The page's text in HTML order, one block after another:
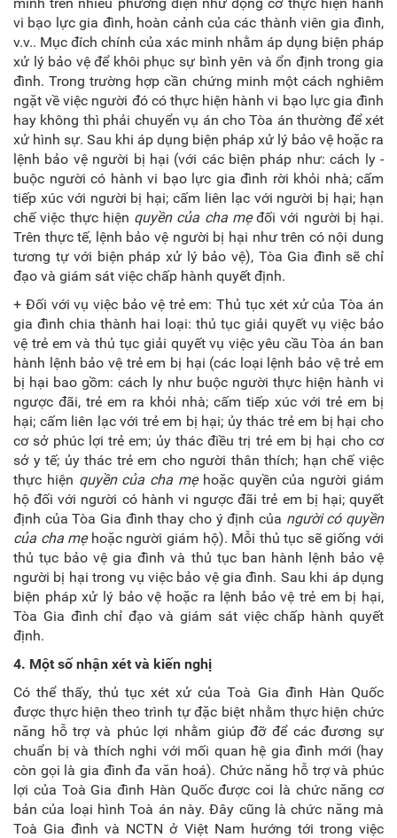
vi bạo lực gia đình, hoàn cảnh của các thành viên gia đình,
v.v.. Mục đích chính của xác minh nhằm áp dụng biện pháp
xử lý bảo vệ để khôi phục sự bình yên và ổn định trong gia
đình. Trong trường hợp cần chứng minh một cách nghiêm
ngặt về việc người đó có thực hiện hành vi bạo lực gia đình
hay không thì phải chuyển vụ án cho Tòa án thường để xét
xử hình sự. Sau khi áp dụng biện pháp xử lý bảo vệ hoặc ra
lệnh bảo vệ người bị hại (với các biện pháp như: cách ly -
buộc người có hành vi bạo lực gia đình rời khỏi nhà; cấm
tiếp xúc với người bị hại; cấm liên lạc với người bị hại; hạn
chế việc thực hiện quyền của cha mẹđối với người bị hại.
Trên thực tế, lệnh bảo vệ người bị hại như trên có nội dung
tương tự với biện pháp xử lý bảo vệ), Tòa Gia đình sẽ chỉ
đạo và giám sát việc chấp hành quyết định.
+ Đối với vụ việc bảo vệ trẻ em: Thủ tục xét xử của Tòa án
gia đình chia thành hai loại: thủ tục giải quyết vụ việc bảo
vệ trẻ em và thủ tục giải quyết vụ việc yêu cầu Tòa án ban
hành lệnh bảo vệ trẻ em bị hại (các loại lệnh bảo vệ trẻ em
bị hại bao gồm: cách ly như buộc người thực hiện hành vi
ngược đãi, trẻ em ra khỏi nhà; cấm tiếp xúc với trẻ em bị
hại; cấm liên lạc với trẻ em bị hại; ủy thác trẻ em bị hại cho
cơ sở phúc lợi trẻ em; ủy thác điều trị trẻ em bị hại cho cơ
sở y tế; ủy thác trẻ em cho người thân thích; hạn chế việc
thực hiện quyền của cha mẹhoặc quyền của người giám
hộ đối với người có hành vi ngược đãi trẻ em bị hại; quyết
định của Tòa Gia đình thay cho ý định của người có quyền
của cha mẹhoặc người giám hộ). Mỗi thủ tục sẽ giống với
thủ tục bảo vệ gia đình và thủ tục ban hành lệnh bảo vệ
người bị hại trong vụ việc bảo vệ gia đình. Sau khi áp dụng
biện pháp xử lý bảo vệ hoặc ra lệnh bảo vệ trẻ em bị hại,
Tòa Gia đình chỉ đạo và giám sát việc chấp hành quyết
định.
4. Một số nhận xét và kiến nghị
Có thể thấy, thủ tục xét xử của Toà Gia đình Hàn Quốc
được thực hiện theo trình tự đặc biệt nhằm thực hiện chức
năng hỗ trợ và phúc lợi nhằm giúp đỡ để các đương sự
chuẩn bị và thích nghi với mối quan hệ gia đình mới (hay
còn gọi là gia đình đa văn hoá). Chức năng hỗ trợ và phúc
lợi của Toà Gia đình Hàn Quốc được coi là chức năng cơ
bản của loại hình Toà án này. Đây cũng là chức năng mà
Toà Gia đình và NCTN ở Việt Nam hướng tới trong việc